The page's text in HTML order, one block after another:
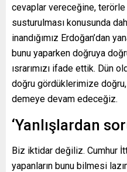
cevaplar vereceğine,
susturulması konusunda
inandığımız Erdoğan’dan
bunu yaparken doğruya
ısrarımızı ifade ettik. Dün
doğru gördüklerimize
demeye devam edeceğiz.
‘Yanlışlardan
Biz iktidar değiliz. Cumhur
yapanların bunu bilmesi